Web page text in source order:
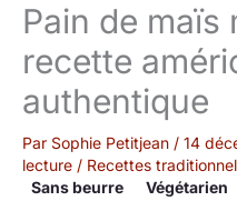
Pain de maïs
recette
authentique
Par Sophie Petitjean / 14
lecture / Recettes
Sans beurre
Végétarien